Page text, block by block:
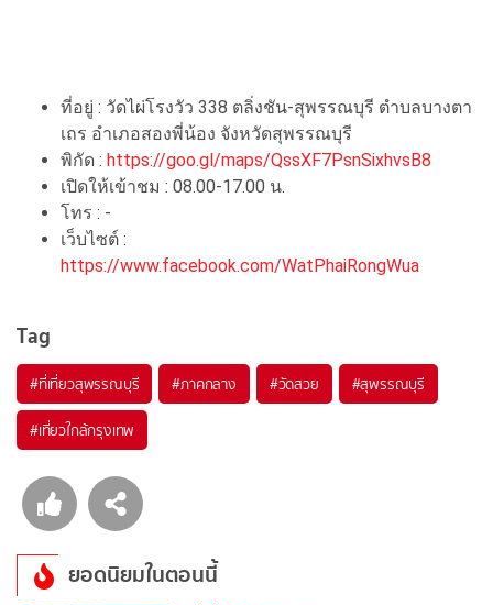
ที่อยู่ : วัดไผ่โรงวัว 338 ตลิ่งชัน-สุพรรณบุรี ตำบลบางตา
เถร อำเภอสองพี่น้อง จังหวัดสุพรรณบุรี
พิกัด : https://goo.gl/maps/QssXF7PsnSixhvsB8
เปิดให้เข้าชม : 08.00-17.00 น.
โทร : -
เว็บไซต์ :
https://www.facebook.com/WatPhaiRongWua
Tag
#ที่เที่ยวสุพรรณบุรี #ภาคกลาง #วัดสวย #สุพรรณบุรี
#เที่ยวใกล้กรุงเทพ
ยอดนิยมในตอนนี้